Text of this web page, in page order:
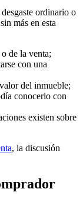
ordinario o
más en esta
de la venta;
con una
del inmueble;
conocerlo con
existen sobre
, la discusión